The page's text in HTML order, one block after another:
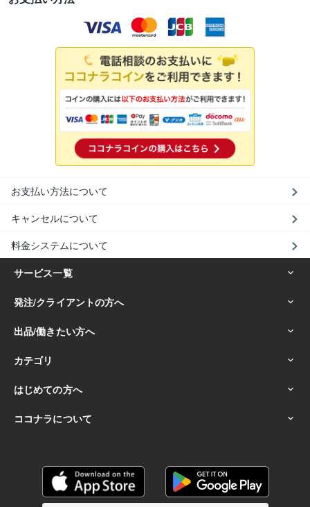
お支払い方法について
キャンセルについて
料金システムについて